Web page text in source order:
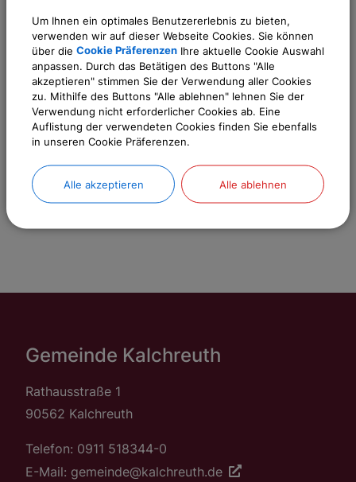
OpenStreetMap wird
derzeit nicht angezeigt
Bitte aktivieren Sie "OpenStreetMap" in
Ihren Cookie Einstellungen.
Cookies Anpassen
Gemeinde Kalchreuth
Rathausstraße 1
90562 Kalchreuth
Telefon: 0911 518344-0
E-Mail: gemeinde@kalchreuth.de
Um Ihnen ein optimales Benutzererlebnis zu bieten,
verwenden wir auf dieser Webseite Cookies. Sie können
über die Cookie Präferenzen Ihre aktuelle Cookie Auswahl
anpassen. Durch das Betätigen des Buttons "Alle
akzeptieren" stimmen Sie der Verwendung aller Cookies
zu. Mithilfe des Buttons "Alle ablehnen" lehnen Sie der
Verwendung nicht erforderlicher Cookies ab. Eine
Auflistung der verwendeten Cookies finden Sie ebenfalls
in unseren Cookie Präferenzen.
Alle akzeptieren Alle ablehnen